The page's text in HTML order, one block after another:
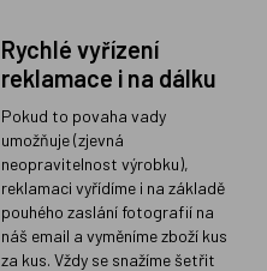
Rychlé vyřízení
reklamace i na dálku
Pokud to povaha vady
umožňuje (zjevná
neopravitelnost výrobku),
reklamaci vyřídíme i na základě
pouhého zaslání fotografií na
náš email a vyměníme zboží kus
za kus. Vždy se snažíme šetřit